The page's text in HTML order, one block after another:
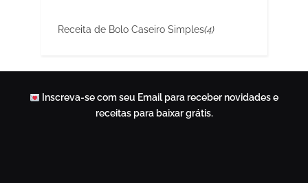
Receita de Bolo Caseiro Simples(4)
Inscreva-se com seu Email para receber novidades e
receitas para baixar grátis.